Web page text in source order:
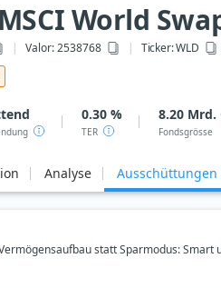
World
Valor: 2538768 Ticker:WLD
0.30 %
TER
8.20 Mrd.
Fondsgrösse
Analyse Ausschüttungen
statt Sparmodus: Smart